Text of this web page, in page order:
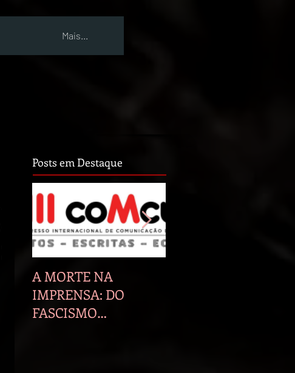
Mais...
Posts em Destaque
A MORTE NA
IMPRENSA: DO
FASCISMO